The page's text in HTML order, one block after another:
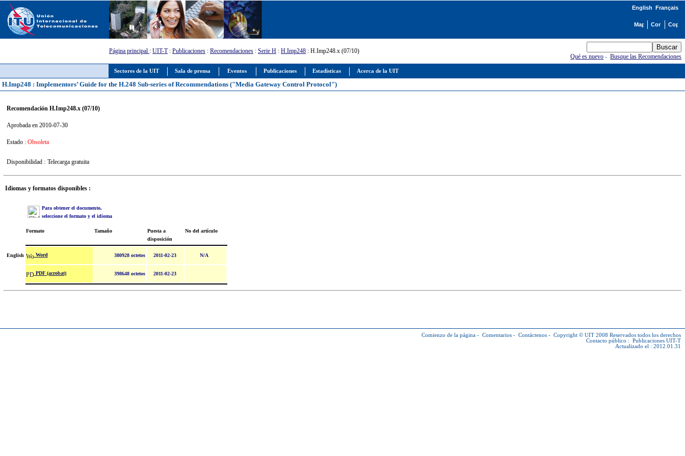
Sectores de la UIT Sala de prensa Eventos Publicaciones Estadísticas Acerca de la UIT
English Français
Página principal : UIT-T: Publicaciones : Recomendaciones : Serie H : H.Imp248 : H.Imp248.x (07/10)
Qué es nuevo -Busque las Recomendaciones
H.Imp248 : Implementors’ Guide for the H.248 Sub-series of Recommendations ("Media Gateway Control Protocol")
Recomendación H.Imp248.x (07/10)
Aprobada en 2010-07-30
Estado : Obsoleta
Disponibilidad : Telecarga gratuita
Idiomas y formatos disponibles :
Para obtener el documento,
seleccione el formato y el idioma
Formato Tamaño
Puesta a
disposición
No del artículo
English Word 380928 octetos 2011-02-23 N/A
PDF (acrobat) 398648 octetos 2011-02-23
Comienzo de la página - Comentarios - Contáctenos - Copyright © UIT 2008 Reservados todos los derechos
Contacto público : Publicaciones UIT-T
Actualizado el : 2012.01.31